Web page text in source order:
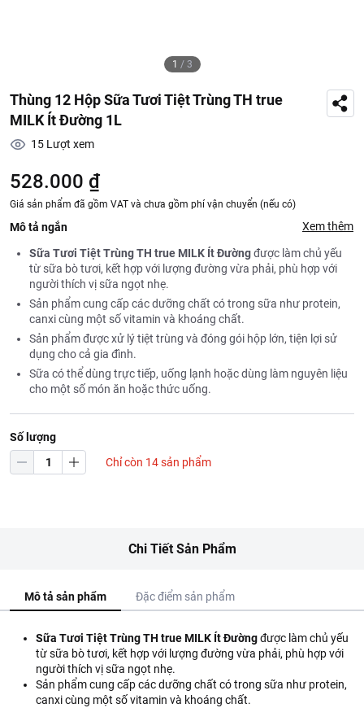
1 / 3
Thùng 12 Hộp Sữa Tươi Tiệt Trùng TH true
MILK Ít Đường 1L
15 Lượt xem
528.000 ₫
Giá sản phẩm đã gồm VAT và chưa gồm phí vận chuyển (nếu có)
Mô tả ngắn Xem thêm
Sữa Tươi Tiệt Trùng TH true MILK Ít Đườngđược làm chủ yếu
từ sữa bò tươi, kết hợp với lượng đường vừa phải, phù hợp với
người thích vị sữa ngọt nhẹ.
Sản phẩm cung cấp các dưỡng chất có trong sữa như protein,
canxi cùng một số vitamin và khoáng chất.
Sản phẩm được xử lý tiệt trùng và đóng gói hộp lớn, tiện lợi sử
dụng cho cả gia đình.
Sữa có thể dùng trực tiếp, uống lạnh hoặc dùng làm nguyên liệu
cho một số món ăn hoặc thức uống.
Số lượng
Chỉ còn 14 sản phẩm
Chi Tiết Sản Phẩm
Mô tả sản phẩm Đặc điểm sản phẩm
Sữa Tươi Tiệt Trùng TH true MILK Ít Đườngđược làm chủ yếu
từ sữa bò tươi, kết hợp với lượng đường vừa phải, phù hợp với
người thích vị sữa ngọt nhẹ.
Sản phẩm cung cấp các dưỡng chất có trong sữa như protein,
canxi cùng một số vitamin và khoáng chất.